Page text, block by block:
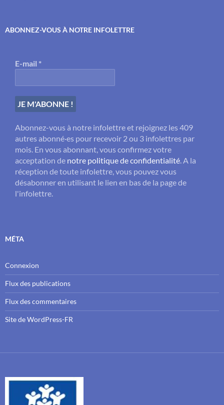
ABONNEZ-VOUS À NOTRE INFOLETTRE
E-mail *
Abonnez-vous à notre infolettre et rejoignez les 409
autres abonné·es pour recevoir 2 ou 3 infolettres par
mois. En vous abonnant, vous confirmez votre
acceptation de notre politique de confidentialité . A la
réception de toute infolettre, vous pouvez vous
désabonner en utilisant le lien en bas de la page de
l'infolettre.
MÉTA
Connexion
Flux des publications
Flux des commentaires
Site de WordPress-FR